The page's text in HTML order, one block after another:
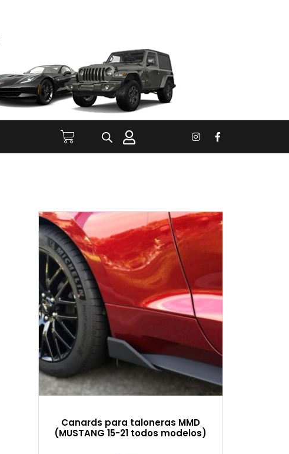
Canards para taloneras MMD
(MUSTANG 15-21 todos modelos)